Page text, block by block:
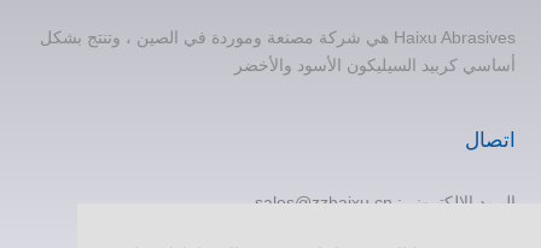
Haixu Abrasives هي شركة مصنعة وموردة في الصين ، وتنتج بشكل
أساسي كربيد السيليكون الأسود والأخضر
اتصال
البريد الإلكتروني: sales@zzhaixu.cn